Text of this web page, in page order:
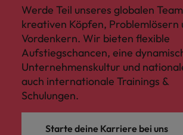
Werde Teil unseres globalen
kreativen Köpfen, Problemlösern
Vordenkern. Wir bieten flexible
Aufstiegschancen, eine
Unternehmenskultur und
auch internationale Trainings &
Schulungen.
Starte deine Karriere bei uns